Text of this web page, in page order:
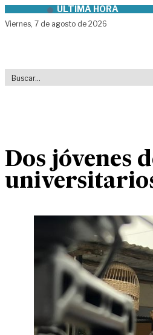
Skip to contentÚLTIMA HORA
Viernes, 7 de agosto de 2026
Dos jóvenes